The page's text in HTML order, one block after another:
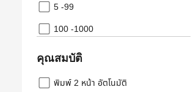
5 -99
100 -1000
คุณสมบัติ
พิมพ์ 2 หน้า อัตโนมัติ